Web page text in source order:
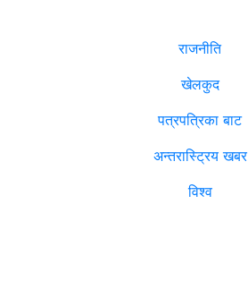
राजनीति
खेलकुद
पत्रपत्रिका बाट
अन्तरास्ट्रिय खबर
विश्व